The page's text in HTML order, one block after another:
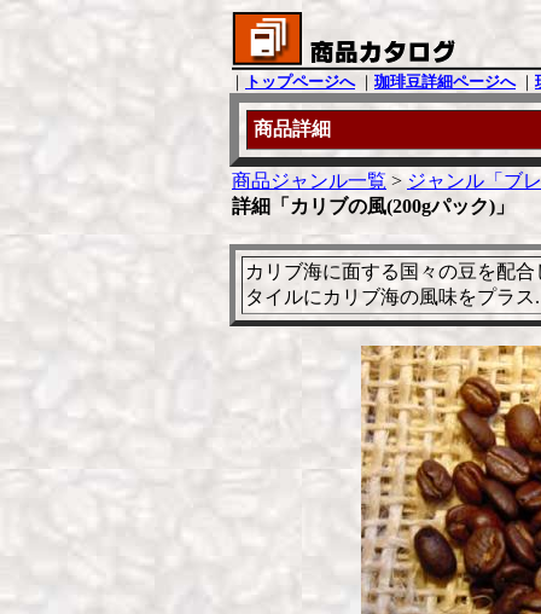
｜ トップページへ｜ 珈琲豆詳細ページへ｜
商品詳細
商品ジャンル一覧 >ジャンル「ブ
詳細「カリブの風(200gパック)」
カリブ海に面する国々の豆を配
タイルにカリブ海の風味をプラス